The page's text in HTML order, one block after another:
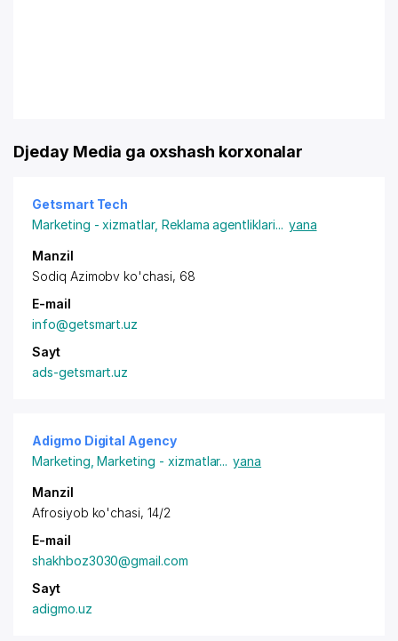
Djeday Media ga oxshash korxonalar
Getsmart Tech
Marketing - xizmatlar, Reklama agentliklari... yana
Manzil
Sodiq Azimobv ko'chasi, 68
E-mail
info@getsmart.uz
Sayt
ads-getsmart.uz
Adigmo Digital Agency
Marketing ,Marketing - xizmatlar... yana
Manzil
Afrosiyob ko'chasi, 14/2
E-mail
shakhboz3030@gmail.com
Sayt
adigmo.uz